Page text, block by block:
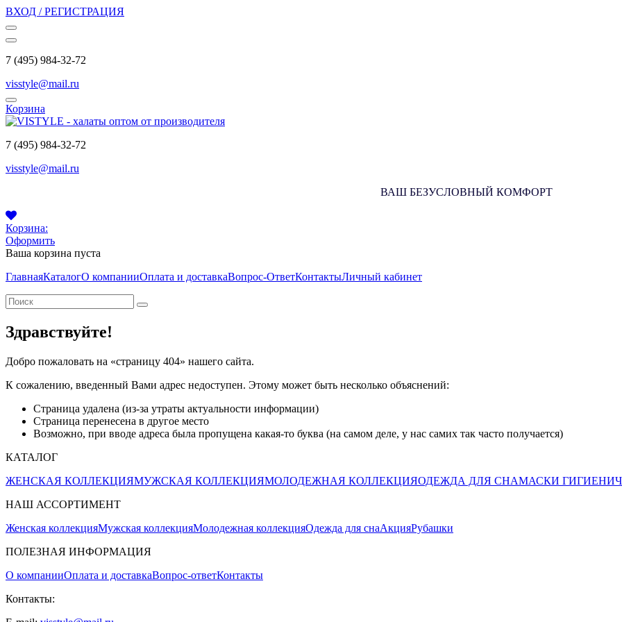
ВХОД / РЕГИСТРАЦИЯ
7 (495) 984-32-72
visstyle@mail.ru
Корзина
7 (495) 984-32-72
visstyle@mail.ru
ВАШ БЕЗУСЛОВНЫЙ КОМФОРТ
Корзина:
Оформить
Ваша корзина пуста
ГлавнаяКаталогО компанииОплата и доставкаВопрос-ОтветКонтактыЛичный кабинет
Здравствуйте!
Добро пожаловать на «страницу 404» нашего сайта.
К сожалению, введенный Вами адрес недоступен. Этому может быть несколько объяснений:
Страница удалена (из-за утраты актуальности информации)
Страница перенесена в другое место
Возможно, при вводе адреса была пропущена какая-то буква (на самом деле, у нас самих так часто получается)
КАТАЛОГ
ЖЕНСКАЯ КОЛЛЕКЦИЯМУЖСКАЯ КОЛЛЕКЦИЯМОЛОДЕЖНАЯ КОЛЛЕКЦИЯОДЕЖДА ДЛЯ СНАМАСКИ
НАШ АССОРТИМЕНТ
Женская коллекцияМужская коллекцияМолодежная коллекцияОдежда для снаАкцияРубашки
ПОЛЕЗНАЯ ИНФОРМАЦИЯ
О компанииОплата и доставкаВопрос-ответКонтакты
Контакты: